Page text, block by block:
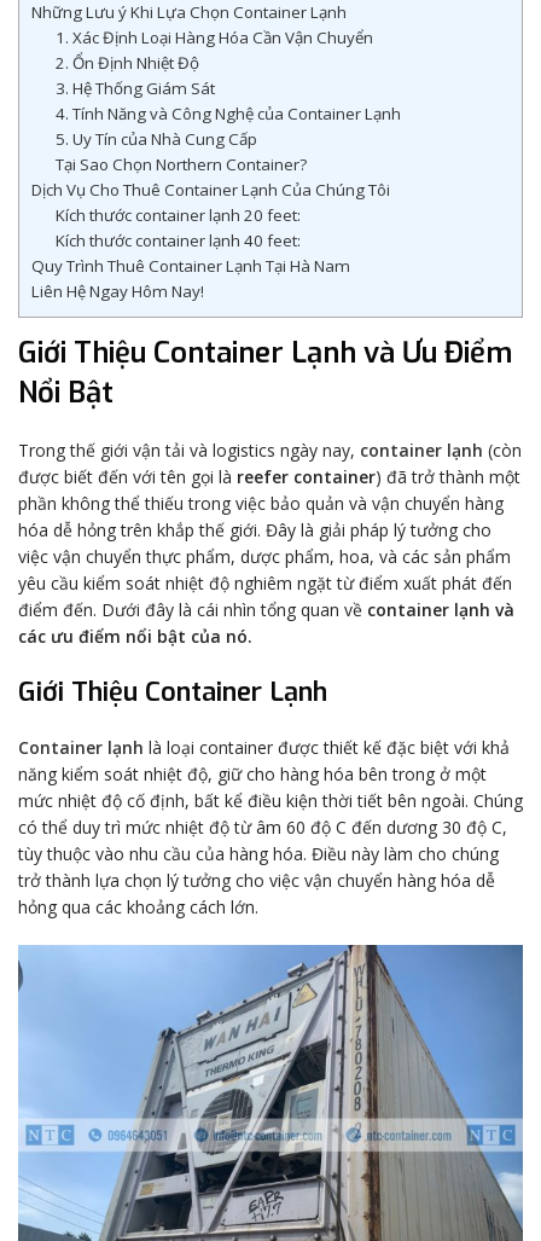
Những Lưu ý Khi Lựa Chọn Container Lạnh
1. Xác Định Loại Hàng Hóa Cần Vận Chuyển
2. Ổn Định Nhiệt Độ
3. Hệ Thống Giám Sát
4. Tính Năng và Công Nghệ của Container Lạnh
5. Uy Tín của Nhà Cung Cấp
Tại Sao Chọn Northern Container?
Dịch Vụ Cho Thuê Container Lạnh Của Chúng Tôi
Kích thước container lạnh 20 feet:
Kích thước container lạnh 40 feet:
Quy Trình Thuê Container Lạnh Tại Hà Nam
Liên Hệ Ngay Hôm Nay!
Giới Thiệu Container Lạnh và Ưu Điểm
Nổi Bật
Trong thế giới vận tải và logistics ngày nay, container lạnh (còn
được biết đến với tên gọi là reefer container) đã trở thành một
phần không thể thiếu trong việc bảo quản và vận chuyển hàng
hóa dễ hỏng trên khắp thế giới. Đây là giải pháp lý tưởng cho
việc vận chuyển thực phẩm, dược phẩm, hoa, và các sản phẩm
yêu cầu kiểm soát nhiệt độ nghiêm ngặt từ điểm xuất phát đến
điểm đến. Dưới đây là cái nhìn tổng quan về container lạnh và
các ưu điểm nổi bật của nó.
Giới Thiệu Container Lạnh
Container lạnh là loại container được thiết kế đặc biệt với khả
năng kiểm soát nhiệt độ, giữ cho hàng hóa bên trong ở một
mức nhiệt độ cố định, bất kể điều kiện thời tiết bên ngoài. Chúng
có thể duy trì mức nhiệt độ từ âm 60 độ C đến dương 30 độ C,
tùy thuộc vào nhu cầu của hàng hóa. Điều này làm cho chúng
trở thành lựa chọn lý tưởng cho việc vận chuyển hàng hóa dễ
hỏng qua các khoảng cách lớn.